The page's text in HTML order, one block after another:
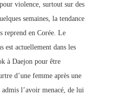
violence, surtout sur des
semaines, la tendance
reprend en Corée. Le
est actuellement dans les
à Daejon pour être
d’une femme après une
l’avoir menacé, de lui